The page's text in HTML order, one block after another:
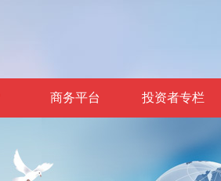
商务平台 投资者专栏